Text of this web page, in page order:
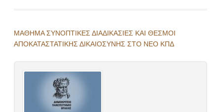
ΜΑΘΗΜΑ ΣΥΝΟΠΤΙΚΕΣ ΔΙΑΔΙΚΑΣΙΕΣ ΚΑΙ ΘΕΣΜΟΙ
ΑΠΟΚΑΤΑΣΤΑΤΙΚΗΣ ΔΙΚΑΙΟΣΥΝΗΣ ΣΤΟ ΝΕΟ ΚΠΔ